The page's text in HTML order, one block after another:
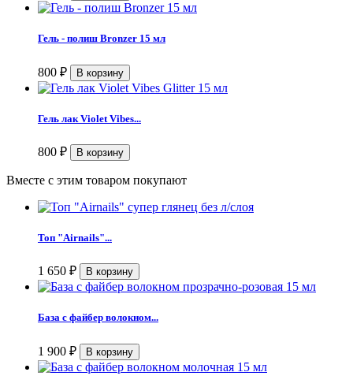
Гель - полиш Bronzer 15 мл
800 ₽
Гель лак Violet Vibes...
800 ₽
Вместе с этим товаром покупают
Топ "Airnails"...
1 650 ₽
База с файбер волокном...
1 900 ₽